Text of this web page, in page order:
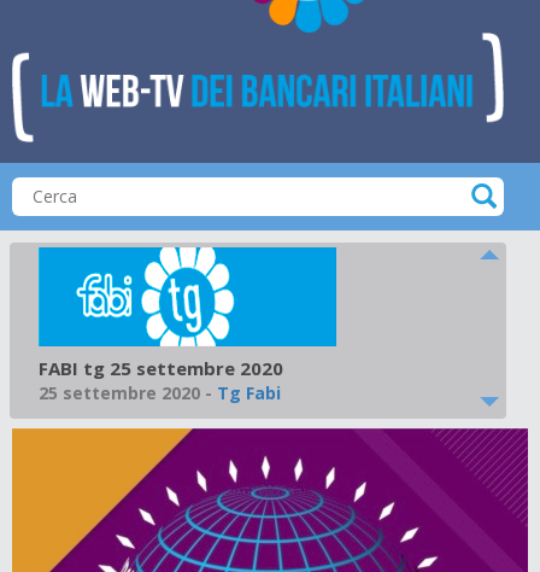
FABI tg 25 settembre 2020
25 settembre 2020 - Tg Fabi